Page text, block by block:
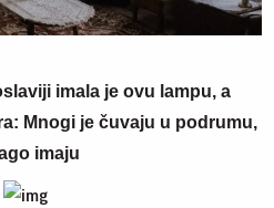
imala je ovu lampu, a
Mnogi je čuvaju u podrumu,
imaju